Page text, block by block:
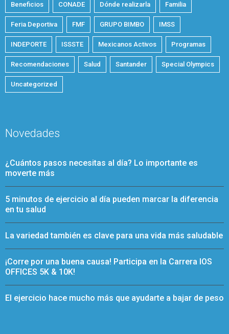
Beneficios CONADE Dónde realizarla Familia
Feria Deportiva FMF GRUPO BIMBO IMSS
INDEPORTE ISSSTE Mexicanos Activos Programas
Recomendaciones Salud Santander Special Olympics
Uncategorized
Novedades
¿Cuántos pasos necesitas al día? Lo importante es
moverte más
5 minutos de ejercicio al día pueden marcar la diferencia
en tu salud
La variedad también es clave para una vida más saludable
¡Corre por una buena causa! Participa en la Carrera IOS
OFFICES 5K & 10K!
El ejercicio hace mucho más que ayudarte a bajar de peso